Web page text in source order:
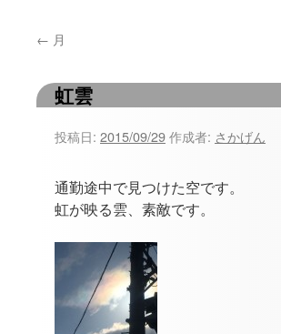
ン← 月
虹雲
投稿日: 2015/09/29作成者: さかげん
通勤途中で見つけた空です。
虹が映る雲、素敵です。